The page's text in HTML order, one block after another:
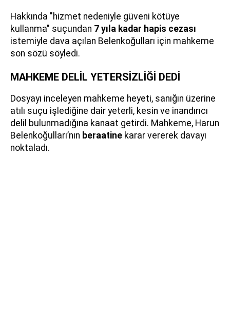
Hakkında "hizmet nedeniyle güveni kötüye
kullanma" suçundan 7 yıla kadar hapis cezası
istemiyle dava açılan Belenkoğulları için mahkeme
son sözü söyledi.
MAHKEME DELİL YETERSİZLİĞİ DEDİ
Dosyayı inceleyen mahkeme heyeti, sanığın üzerine
atılı suçu işlediğine dair yeterli, kesin ve inandırıcı
delil bulunmadığına kanaat getirdi. Mahkeme, Harun
Belenkoğulları’nın beraatine karar vererek davayı
noktaladı.